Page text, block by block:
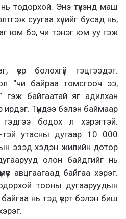
тодорхой. Энэ түүхэнд маш
суугаа хүнийг бусад нь,
юм бэ, чи тэнэг юм уу гэж
үер болохгүй гэцгээдэг.
“чи байраа томсгооч ээ,
гэж байгаатай яг адилхан
ирдэг. Түүндээ бэлэн баймаар
бодох л хэрэгтэй.
тэй утасны дугаар 10 000
эзэд хэдэн жилийн дотор
олон байдгийг нь
авцгаагаад байгаа хэрэг.
тооны дугааруудын
нь тэд үерт бэлэн биш